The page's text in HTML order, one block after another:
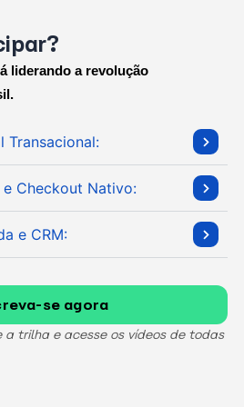
liderando a revolução
Transacional:
Checkout Nativo:
e CRM:
se agora
a trilha e acesse os vídeos de todas